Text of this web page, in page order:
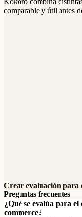
Kokoro combina
comparable y útil antes
Crear evaluación para
Preguntas frecuentes
¿Qué se evalúa para
commerce?